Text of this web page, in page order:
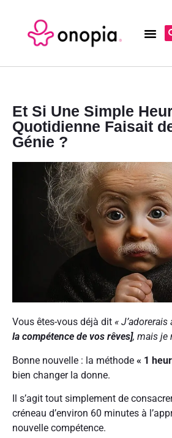
Et Si Une Simple
Quotidienne Faisait
Génie ?
Vous êtes-vous déjà dit «
la compétence de vos rêves], mais je
Bonne nouvelle : la méthode « 1
bien changer la donne.
Il s’agit tout simplement de
créneau d’environ 60 minutes à
nouvelle compétence.